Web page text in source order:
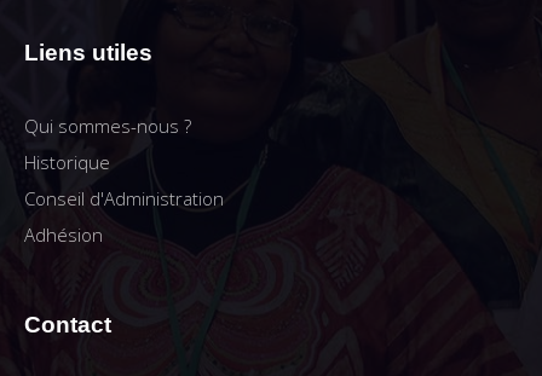
Liens utiles
Qui sommes-nous ?
Historique
Conseil d'Administration
Adhésion
Contact